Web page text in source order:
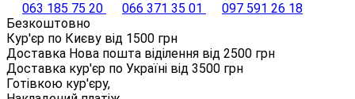
063 185 75 20
066 371 35 01
097 591 26 18
Безкоштовно
Кур'єр по Києву від 1500 грн
Доставка Нова пошта віділення від 2500 грн
Доставка кур'єр по Україні від 3500 грн
Готівкою кур'єру,